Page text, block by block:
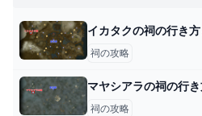
祠の攻略
マヤシアラの祠の行
祠の攻略